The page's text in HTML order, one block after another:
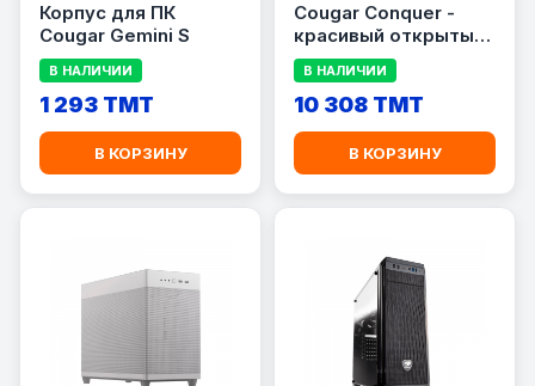
Корпус для ПК
Cougar Gemini S
В НАЛИЧИИ
1 293 TMT
В КОРЗИНУ
Cougar Conquer -
красивый открытый
корпус
В НАЛИЧИИ
10 308 TMT
В КОРЗИНУ